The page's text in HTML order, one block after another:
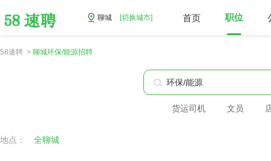
聊城 [切换城市] 首页 职位
58速聘 > 聊城环保/能源招聘
货运司机 文员
地点： 全聊城